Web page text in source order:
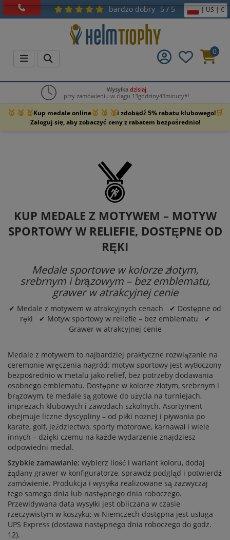
bardzo dobry 5 / 5 | US | €
0
Wysyłka dzisiaj
przy zamówieniu w ciągu 13godziny43minuty*¹
🥇 🥈 🥉Kup medale online🥇 🥈 🥉i zdobądź 5% rabatu klubowego!🛒
Zaloguj się, aby zobaczyć ceny z rabatem bezpośrednio!
KUP MEDALE Z MOTYWEM – MOTYW
SPORTOWY W RELIEFIE, DOSTĘPNE OD
RĘKI
Medale sportowe w kolorze złotym,
srebrnym i brązowym – bez emblematu,
grawer w atrakcyjnej cenie
✔ Medale z motywem w atrakcyjnych cenach ✔ Dostępne od
ręki ✔ Motyw sportowy w reliefie – bez emblematu ✔
Grawer w atrakcyjnej cenie
Medale z motywem to najbardziej praktyczne rozwiązanie na
ceremonie wręczenia nagród: motyw sportowy jest wytłoczony
bezpośrednio w metalu jako relief, bez potrzeby dodawania
osobnego emblematu. Dostępne w kolorze złotym, srebrnym i
brązowym, te medale są gotowe do użycia na turniejach,
imprezach klubowych i zawodach szkolnych. Asortyment
obejmuje liczne dyscypliny – od piłki nożnej i pływania po
karate, golf, jeździectwo, sporty motorowe, karnawał i wiele
innych – dzięki czemu na każde wydarzenie znajdziesz
odpowiedni medal.
Szybkie zamawianie: wybierz ilość i wariant koloru, dodaj
żądany grawer w konfiguratorze, sprawdź podgląd i potwierdź
zamówienie. Produkcja i wysyłka realizowane są zazwyczaj
tego samego dnia lub następnego dnia roboczego.
Przewidywana data wysyłki jest obliczana w czasie
rzeczywistym w koszyku; w Niemczech dostępna jest usługa
UPS Express (dostawa następnego dnia roboczego do godz.
12).